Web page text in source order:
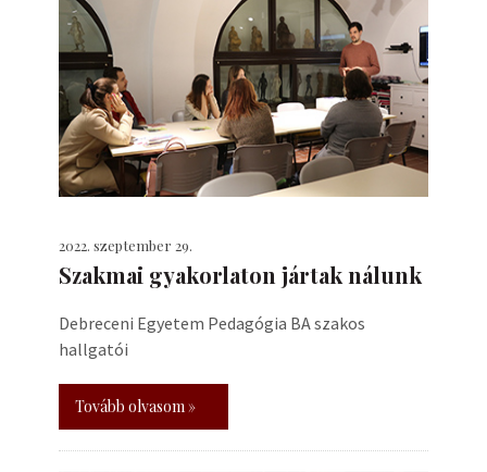
2022. szeptember 29.
Szakmai gyakorlaton jártak nálunk
Debreceni Egyetem Pedagógia BA szakos
hallgatói
Tovább olvasom »